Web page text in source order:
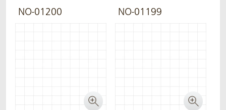
NO-01200 NO-01199